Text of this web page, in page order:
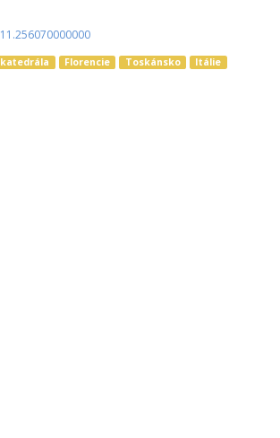
11.256070000000
katedrála Florencie Toskánsko Itálie